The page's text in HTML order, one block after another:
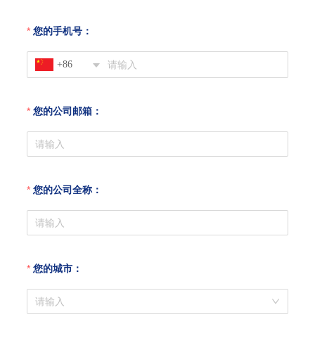
您的手机号：
+86
您的公司邮箱：
您的公司全称：
您的城市：